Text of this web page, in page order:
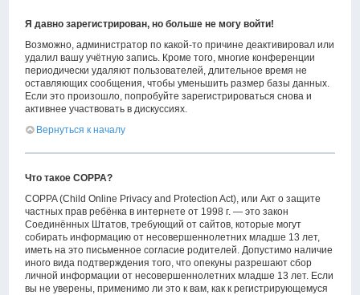
Я давно зарегистрирован, но больше не могу войти!
Возможно, администратор по какой-то причине деактивировал или
удалил вашу учётную запись. Кроме того, многие конференции
периодически удаляют пользователей, длительное время не
оставляющих сообщения, чтобы уменьшить размер базы данных.
Если это произошло, попробуйте зарегистрироваться снова и
активнее участвовать в дискуссиях.
Вернуться к началу
Что такое COPPA?
COPPA (Child Online Privacy and Protection Act), или Акт о защите
частных прав ребёнка в интернете от 1998 г. — это закон
Соединённых Штатов, требующий от сайтов, которые могут
собирать информацию от несовершеннолетних младше 13 лет,
иметь на это письменное согласие родителей. Допустимо наличие
иного вида подтверждения того, что опекуны разрешают сбор
личной информации от несовершеннолетних младше 13 лет. Если
вы не уверены, применимо ли это к вам, как к регистрирующемуся